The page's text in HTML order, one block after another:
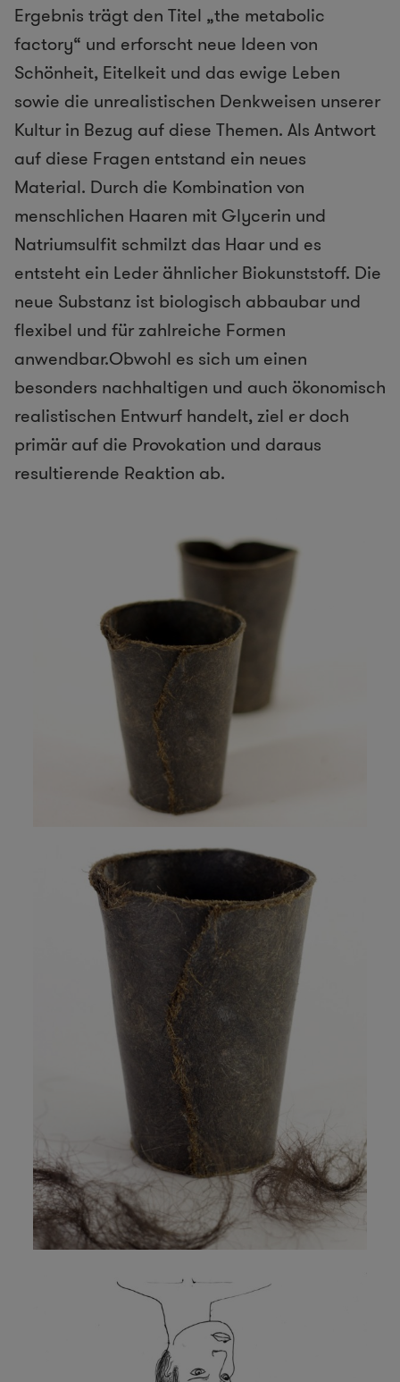
Ergebnis trägt den Titel „the metabolic
factory“ und erforscht neue Ideen von
Schönheit, Eitelkeit und das ewige Leben
sowie die unrealistischen Denkweisen unserer
Kultur in Bezug auf diese Themen. Als Antwort
auf diese Fragen entstand ein neues
Material. Durch die Kombination von
menschlichen Haaren mit Glycerin und
Natriumsulfit schmilzt das Haar und es
entsteht ein Leder ähnlicher Biokunststoff. Die
neue Substanz ist biologisch abbaubar und
flexibel und für zahlreiche Formen
anwendbar.Obwohl es sich um einen
besonders nachhaltigen und auch ökonomisch
realistischen Entwurf handelt, ziel er doch
primär auf die Provokation und daraus
resultierende Reaktion ab.